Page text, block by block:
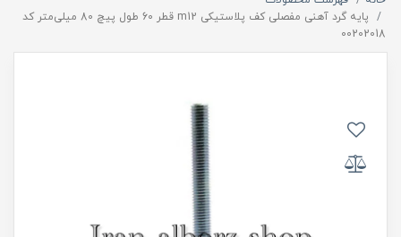
پایه گرد آهنی مفصلی کف پلاستیکی m12 قطر 60 طول پیچ 80 میلی‌متر کد
00202018